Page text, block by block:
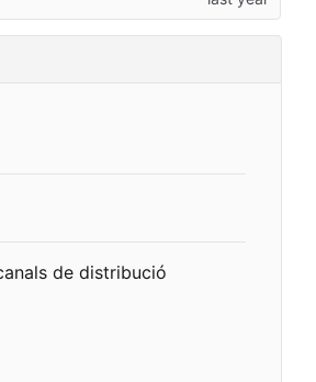
de distribució